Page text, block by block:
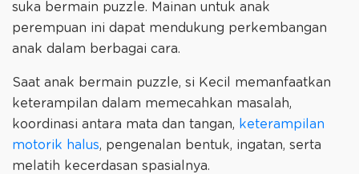
suka bermain puzzle. Mainan untuk anak
perempuan ini dapat mendukung perkembangan
anak dalam berbagai cara.
Saat anak bermain puzzle, si Kecil memanfaatkan
keterampilan dalam memecahkan masalah,
koordinasi antara mata dan tangan, keterampilan
motorik halus, pengenalan bentuk, ingatan, serta
melatih kecerdasan spasialnya.